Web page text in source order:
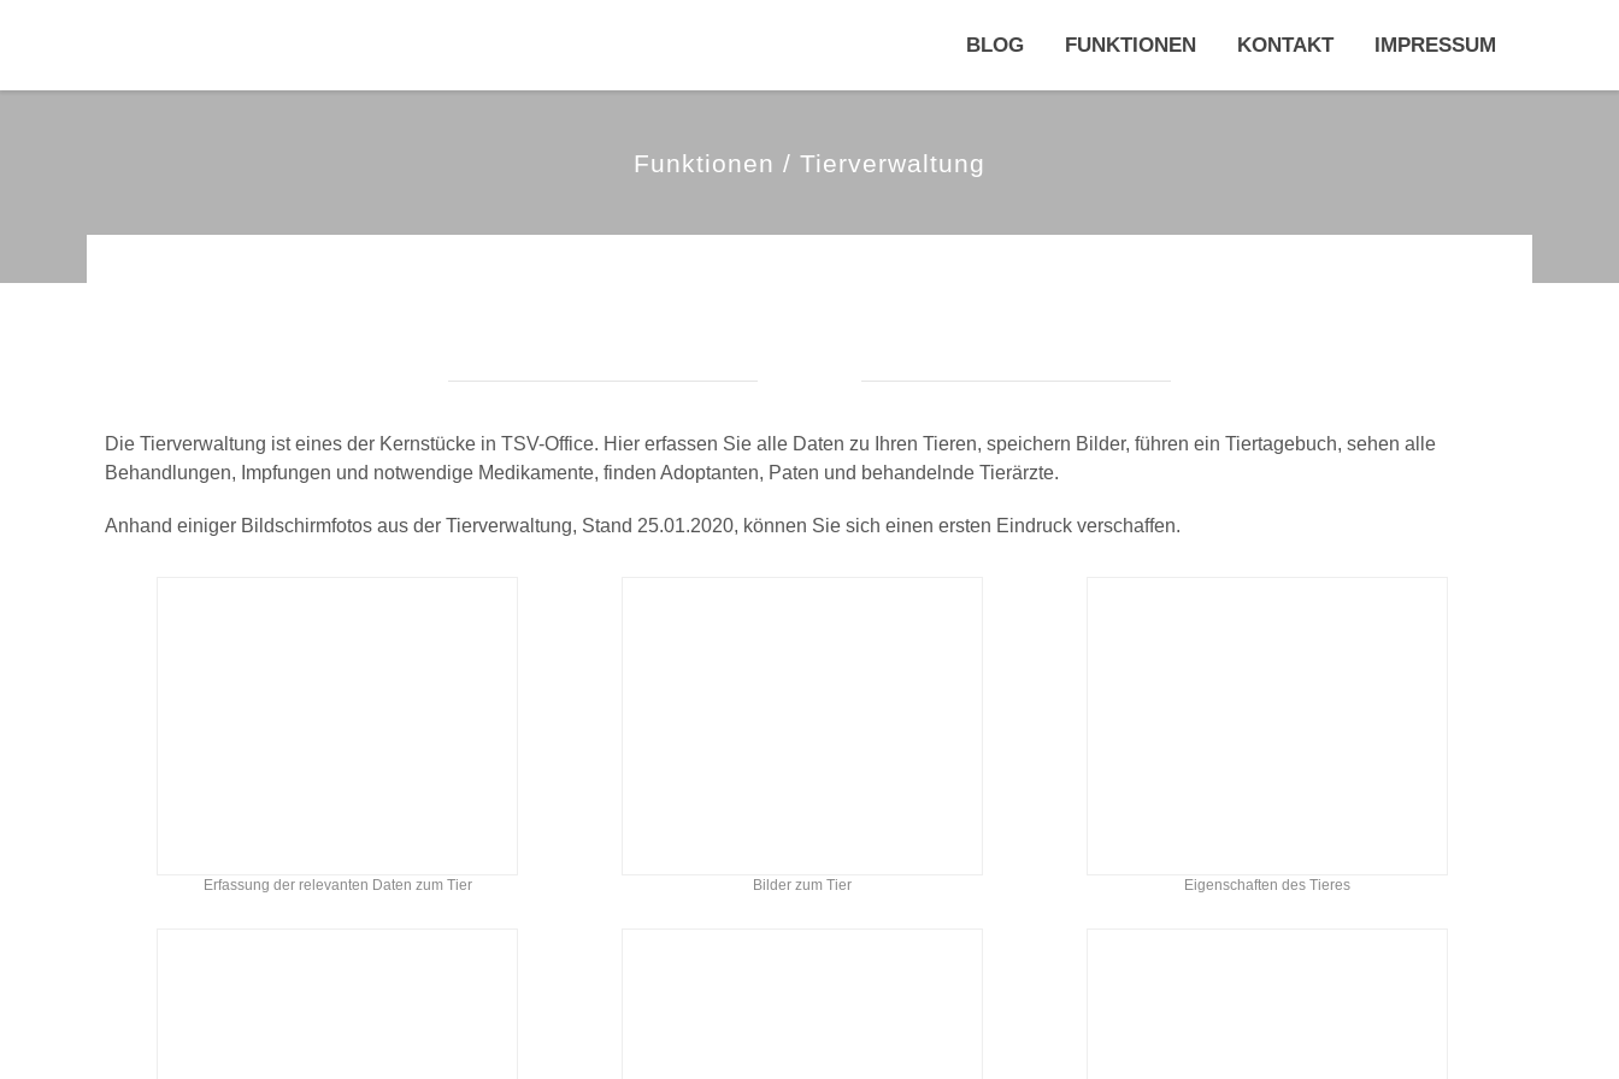
BLOG FUNKTIONEN KONTAKT IMPRESSUM
Funktionen / Tierverwaltung
Die Tierverwaltung ist eines der Kernstücke in TSV-Office. Hier erfassen Sie alle Daten zu Ihren Tieren, speichern Bilder, führen ein Tiertagebuch, sehen alle
Behandlungen, Impfungen und notwendige Medikamente, finden Adoptanten, Paten und behandelnde Tierärzte.
Anhand einiger Bildschirmfotos aus der Tierverwaltung, Stand 25.01.2020, können Sie sich einen ersten Eindruck verschaffen.
Erfassung der relevanten Daten zum Tier Bilder zum Tier Eigenschaften des Tieres